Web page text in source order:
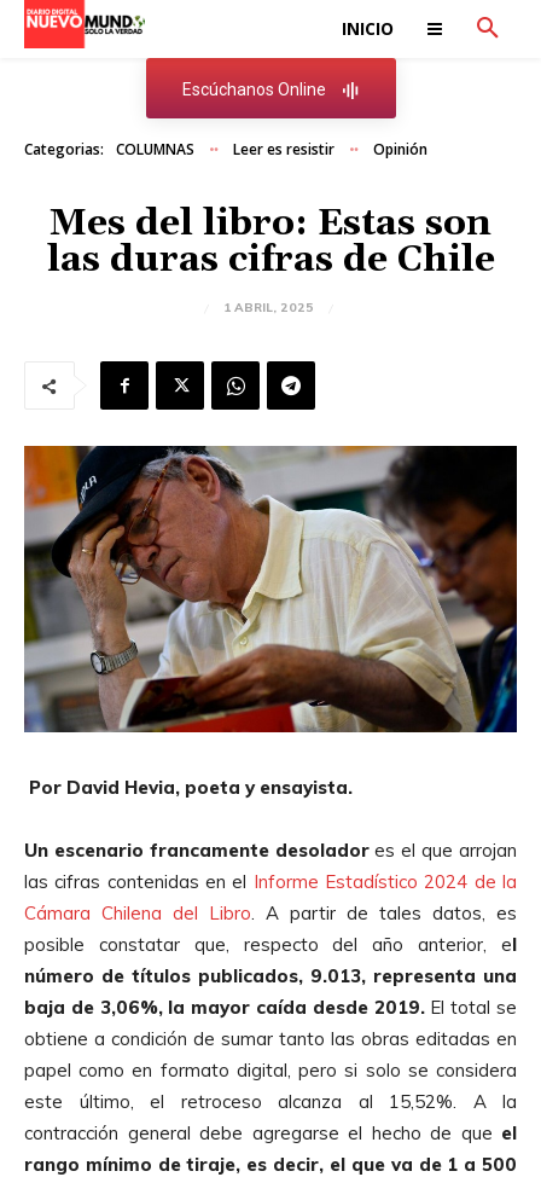
INICIO
Escúchanos Online
Categorias: COLUMNAS Leer es resistir Opinión
Mes del libro: Estas son
las duras cifras de Chile
1 ABRIL, 2025
Por David Hevia, poeta y ensayista.
Un escenario francamente desoladores el que arrojan
las cifras contenidas en el Informe Estadístico 2024 de la
Cámara Chilena del Libro . A partir de tales datos, es
posible constatar que, respecto del año anterior, el
número de títulos publicados, 9.013, representa una
baja de 3,06%, la mayor caída desde 2019.El total se
obtiene a condición de sumar tanto las obras editadas en
papel como en formato digital, pero si solo se considera
este último, el retroceso alcanza al 15,52%. A la
contracción general debe agregarse el hecho de que el
rango mínimo de tiraje, es decir, el que va de 1 a 500